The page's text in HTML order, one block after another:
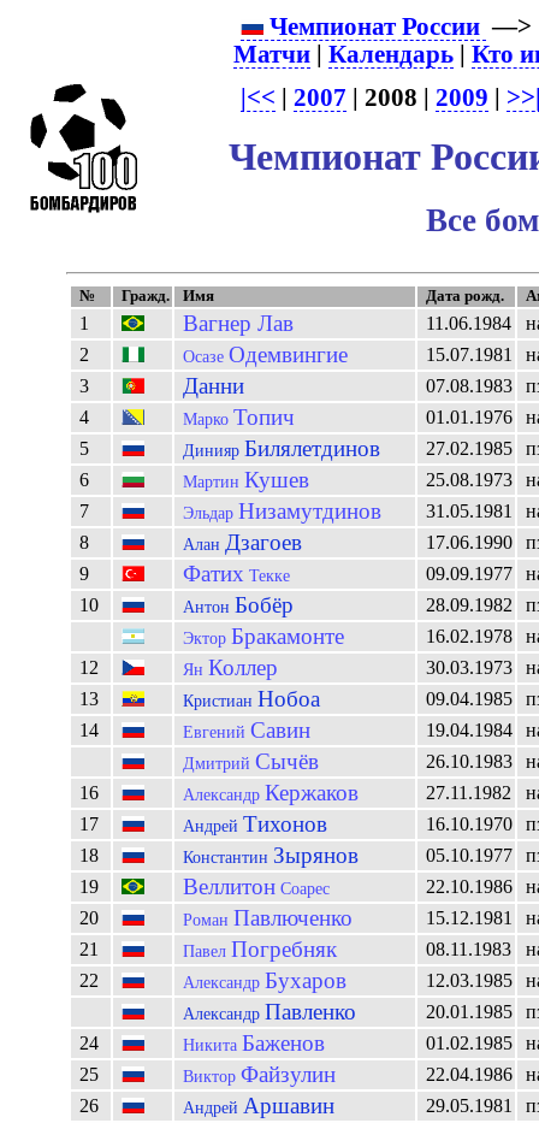
Чемпионат России
Матчи| Календарь| Кто
|<< |2007 | 2008 |2009
Чемпионат
Все
№ Гражд. Имя Дата рожд.
1 Вагнер Лав 11.06.1984
2
ОсазеОдемвингие 15.07.1981
3
Данни 07.08.1983
4
МаркоТопич 01.01.1976
5
Динияр Билялетдинов 27.02.1985
6
Мартин Кушев 25.08.1973
7
Эльдар Низамутдинов 31.05.1981
8
Алан Дзагоев 17.06.1990
9
Фатих Текке 09.09.1977
10
Антон Бобёр 28.09.1982
Эктор Бракамонте 16.02.1978
12
Ян Коллер 30.03.1973
13
Кристиан Нобоа 09.04.1985
14
ЕвгенийСавин 19.04.1984
ДмитрийСычёв 26.10.1983
16
Александр Кержаков 27.11.1982
17
АндрейТихонов 16.10.1970
18
Константин Зырянов 05.10.1977
19
Веллитон Соарес 22.10.1986
20
Роман Павлюченко 15.12.1981
21
Павел Погребняк 08.11.1983
22
Александр Бухаров 12.03.1985
Александр Павленко 20.01.1985
24
Никита Баженов 01.02.1985
25
ВикторФайзулин 22.04.1986
26
Андрей Аршавин 29.05.1981